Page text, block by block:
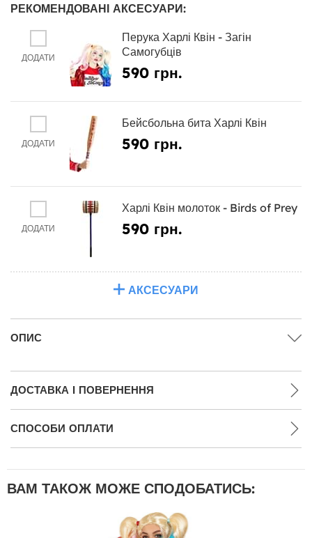
РЕКОМЕНДОВАНІ АКСЕСУАРИ:
ДОДАТИ
Перука Харлі Квін - Загін
Самогубців
590 грн.
ДОДАТИ
Бейсбольна бита Харлі Квін
590 грн.
ДОДАТИ
Харлі Квін молоток - Birds of Prey
590 грн.
АКСЕСУАРИ
ОПИС
ДОСТАВКА І ПОВЕРНЕННЯ
СПОСОБИ ОПЛАТИ
ВАМ ТАКОЖ МОЖЕ СПОДОБАТИСЬ: